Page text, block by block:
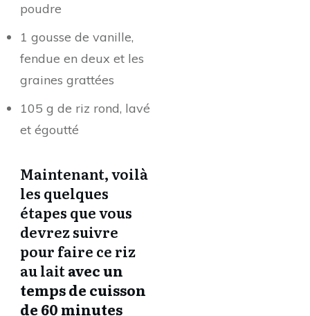
poudre
1 gousse de vanille,
fendue en deux et les
graines grattées
105 g de riz rond, lavé
et égoutté
Maintenant, voilà
les quelques
étapes que vous
devrez suivre
pour faire ce riz
au laitavec un
temps de cuisson
de 60 minutes